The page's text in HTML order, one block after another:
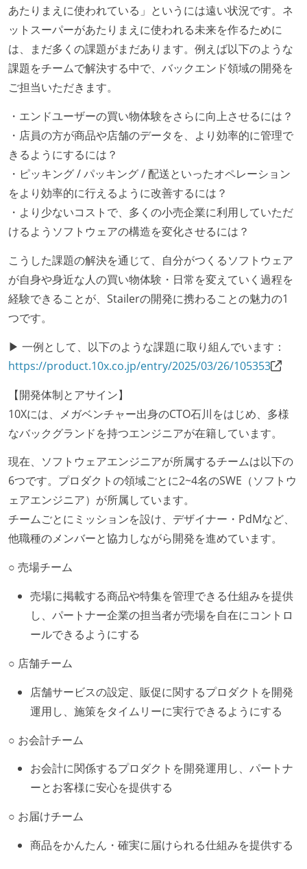
あたりまえに使われている」というには遠い状況です。ネ
ットスーパーがあたりまえに使われる未来を作るために
は、まだ多くの課題がまだあります。例えば以下のような
課題をチームで解決する中で、バックエンド領域の開発を
ご担当いただきます。
・エンドユーザーの買い物体験をさらに向上させるには？
・店員の方が商品や店舗のデータを、より効率的に管理で
きるようにするには？
・ピッキング / パッキング / 配送といったオペレーション
をより効率的に行えるように改善するには？
・より少ないコストで、多くの小売企業に利用していただ
けるようソフトウェアの構造を変化させるには？
こうした課題の解決を通じて、自分がつくるソフトウェア
が自身や身近な人の買い物体験・日常を変えていく過程を
経験できることが、Stailerの開発に携わることの魅力の1
つです。
▶ 一例として、以下のような課題に取り組んでいます：
https://product.10x.co.jp/entry/2025/03/26/105353
【開発体制とアサイン】
10Xには、メガベンチャー出身のCTO石川をはじめ、多様
なバックグランドを持つエンジニアが在籍しています。
現在、ソフトウェアエンジニアが所属するチームは以下の
6つです。プロダクトの領域ごとに2~4名のSWE（ソフトウ
ェアエンジニア）が所属しています。
チームごとにミッションを設け、デザイナー・PdMなど、
他職種のメンバーと協力しながら開発を進めています。
○ 売場チーム
売場に掲載する商品や特集を管理できる仕組みを提供
し、パートナー企業の担当者が売場を自在にコントロ
ールできるようにする
○ 店舗チーム
店舗サービスの設定、販促に関するプロダクトを開発
運用し、施策をタイムリーに実行できるようにする
○ お会計チーム
お会計に関係するプロダクトを開発運用し、パートナ
ーとお客様に安心を提供する
○ お届けチーム
商品をかんたん・確実に届けられる仕組みを提供する